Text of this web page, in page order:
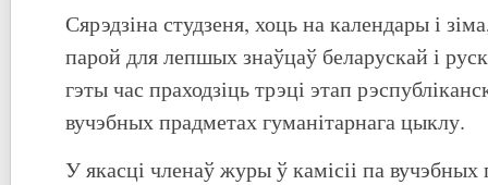
Сярэдзіна студзеня, хоць на календары і
парой для лепшых знаўцаў беларускай і
гэты час праходзіць трэці этап
вучэбных прадметах гуманітарнага цыклу.
У якасці членаў журы ў камісіі па вучэбных